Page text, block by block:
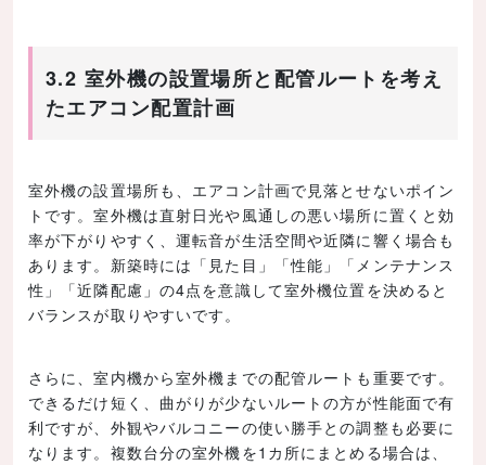
3.2 室外機の設置場所と配管ルートを考え
たエアコン配置計画
室外機の設置場所も、エアコン計画で見落とせないポイン
トです。室外機は直射日光や風通しの悪い場所に置くと効
率が下がりやすく、運転音が生活空間や近隣に響く場合も
あります。新築時には「見た目」「性能」「メンテナンス
性」「近隣配慮」の4点を意識して室外機位置を決めると
バランスが取りやすいです。
さらに、室内機から室外機までの配管ルートも重要です。
できるだけ短く、曲がりが少ないルートの方が性能面で有
利ですが、外観やバルコニーの使い勝手との調整も必要に
なります。複数台分の室外機を1カ所にまとめる場合は、